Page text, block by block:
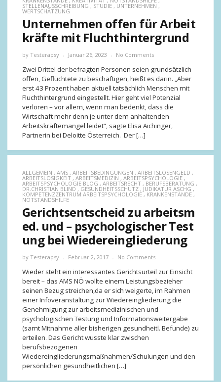
STELLENAUSSCHREIBUNG , STUDIE , UNTERNEHMEN ,
WERTSCHÄTZUNG
Unternehmen offen für Arbeit
kräfte mit Fluchthintergrund
by Testerapsy Januar 26, 2023 No Comments
Zwei Drittel der befragten Personen seien grundsätzlich
offen, Geflüchtete zu beschäftigen, heißt es darin. „Aber
erst 43 Prozent haben aktuell tatsächlich Menschen mit
Fluchthintergrund eingestellt. Hier geht viel Potenzial
verloren – vor allem, wenn man bedenkt, dass die
Wirtschaft mehr denn je unter dem anhaltenden
Arbeitskräftemangel leidet“, sagte Elisa Aichinger,
Partnerin bei Deloitte Österreich. Der […]
ALLGEMEIN , AMS , ARBEITSBEDINGUNGEN , ARBEITSLOSENGELD ,
ARBEITSLOSIGKEIT , ARBEITSMEDIZIN , ARBEITSPSYCHOLOGIE ,
ARBEITSPSYCHOLOGIE BLOG , ARBEITSRECHT , BERUFSBERATUNG ,
DR.CHRISTIAN BLIND , GESUNDHEITSSCHUTZ , JUDIKATUR ASCHG ,
KOMPETENZZENTRUM ARBEITSPSYCHOLOGIE, KRANKENSTÄNDE ,
NOTSTANDSHILFE
Gerichtsentscheid zu arbeitsm
ed. und – psychologischer Test
ung bei Wiedereingliederung
by Testerapsy Februar 2, 2017 No Comments
Wieder steht ein interessantes Gerichtsurteil zur Einsicht
bereit – das AMS NÖ wollte einem Leistungsbezieher
seinen Bezug streichen,da er sich weigerte, im Rahmen
einer Infoveranstaltung zur Wiedereingliederung die
Genehmigung zur arbeitsmedizinischen und -
psychologischen Testung und Informationsweitergabe
(samt Mitnahme aller bisherigen gesundheitl. Befunde) zu
erteilen. Das Gericht wusste klar zwischen
berufsbezogenen
Wiedereingliederungsmaßnahmen/Schulungen und den
persönlichen gesundheitlichen […]